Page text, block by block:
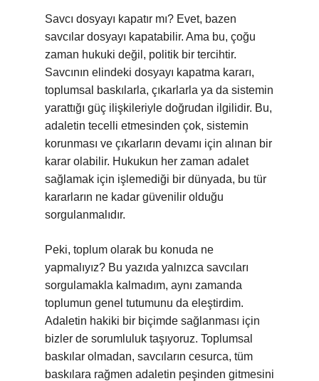
Savcı dosyayı kapatır mı? Evet, bazen
savcılar dosyayı kapatabilir. Ama bu, çoğu
zaman hukuki değil, politik bir tercihtir.
Savcının elindeki dosyayı kapatma kararı,
toplumsal baskılarla, çıkarlarla ya da sistemin
yarattığı güç ilişkileriyle doğrudan ilgilidir. Bu,
adaletin tecelli etmesinden çok, sistemin
korunması ve çıkarların devamı için alınan bir
karar olabilir. Hukukun her zaman adalet
sağlamak için işlemediği bir dünyada, bu tür
kararların ne kadar güvenilir olduğu
sorgulanmalıdır.
Peki, toplum olarak bu konuda ne
yapmalıyız? Bu yazıda yalnızca savcıları
sorgulamakla kalmadım, aynı zamanda
toplumun genel tutumunu da eleştirdim.
Adaletin hakiki bir biçimde sağlanması için
bizler de sorumluluk taşıyoruz. Toplumsal
baskılar olmadan, savcıların cesurca, tüm
baskılara rağmen adaletin peşinden gitmesini